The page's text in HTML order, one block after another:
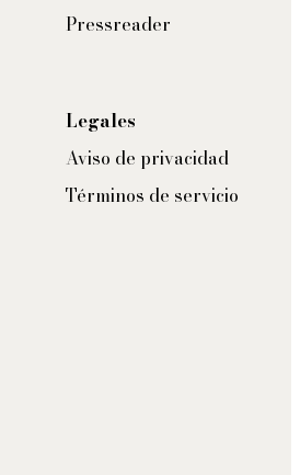
Pressreader
Legales
Aviso de privacidad
Términos de servicio